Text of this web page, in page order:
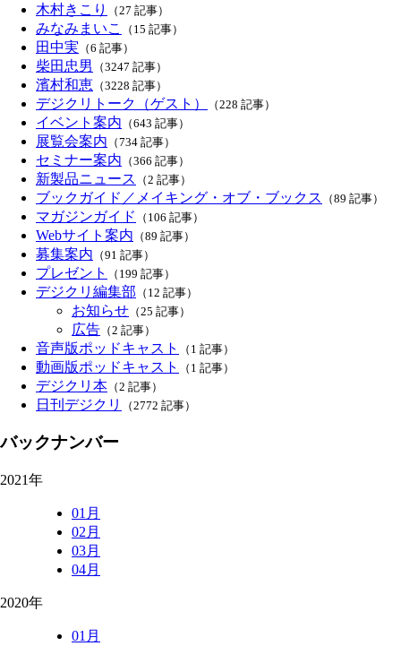
木村きこり （27 記事）
みなみまいこ （15 記事）
田中実 （6 記事）
柴田忠男 （3247 記事）
濱村和恵 （3228 記事）
デジクリトーク（ゲスト） （228 記事）
イベント案内 （643 記事）
展覧会案内 （734 記事）
セミナー案内 （366 記事）
新製品ニュース （2 記事）
ブックガイド／メイキング・オブ・ブックス （89 記事）
マガジンガイド （106 記事）
Webサイト案内 （89 記事）
募集案内 （91 記事）
プレゼント （199 記事）
デジクリ編集部 （12 記事）
お知らせ （25 記事）
広告 （2 記事）
音声版ポッドキャスト （1 記事）
動画版ポッドキャスト （1 記事）
デジクリ本 （2 記事）
日刊デジクリ （2772 記事）
バックナンバー
2021年
01月
02月
03月
04月
2020年
01月